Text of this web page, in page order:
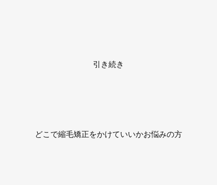
引き続き
どこで縮毛矯正をかけていいかお悩みの方